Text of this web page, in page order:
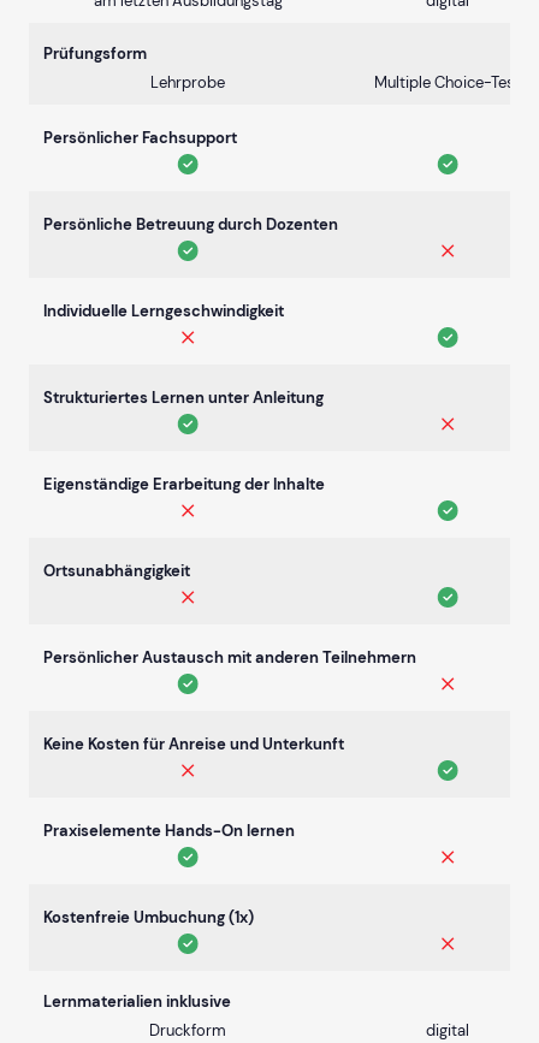
Prüfungsform
Lehrprobe
Multiple Choice-Test
Persönlicher Fachsupport
Persönliche Betreuung durch Dozenten
Individuelle Lerngeschwindigkeit
Strukturiertes Lernen unter Anleitung
Eigenständige Erarbeitung der Inhalte
Ortsunabhängigkeit
Persönlicher Austausch mit anderen Teilnehmern
Keine Kosten für Anreise und Unterkunft
Praxiselemente Hands-On lernen
Kostenfreie Umbuchung (1x)
Lernmaterialien inklusive
Druckform
digital